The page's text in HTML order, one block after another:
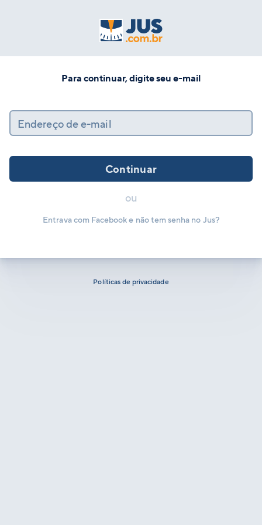
Para continuar, digite seu e-mail
Endereço de e-mail
Continuar
ou
Entrava com Facebook e não tem senha no Jus?
Políticas de privacidade